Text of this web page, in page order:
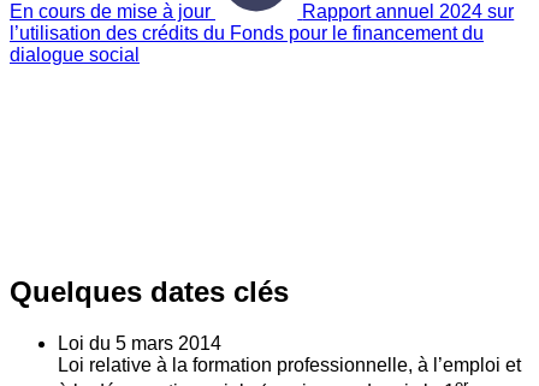
En cours de mise à jour
Rapport annuel 2024 sur
l’utilisation des crédits du Fonds pour le financement du
dialogue social
Quelques dates clés
Loi du 5 mars 2014
Loi relative à la formation professionnelle, à l’emploi et